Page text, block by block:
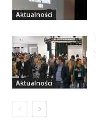
Aktualności
Aktualności